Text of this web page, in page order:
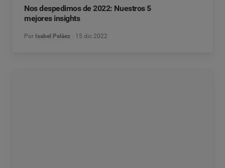
Nos despedimos de 2022: Nuestros 5
mejores insights
Por Isabel Peláez 15 dic 2022